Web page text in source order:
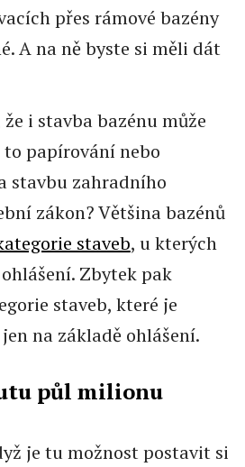
přes rámové bazény
A na ně byste si měli dát
i stavba bazénu může
papírování nebo
stavbu zahradního
zákon? Většina bazénů
staveb, u kterých
Zbytek pak
staveb, které je
na základě ohlášení.
půl milionu
je tu možnost postavit si